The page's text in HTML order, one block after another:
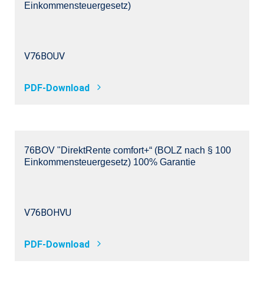
Einkommensteuergesetz)
V76BOUV
PDF-Download
76BOV "DirektRente comfort+“ (BOLZ nach § 100
Einkommensteuergesetz) 100% Garantie
V76BOHVU
PDF-Download